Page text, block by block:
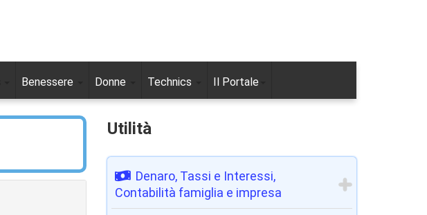
Benessere Donne Technics Il Portale
Utilità
Denaro, Tassi e Interessi,
Contabilità famiglia e impresa